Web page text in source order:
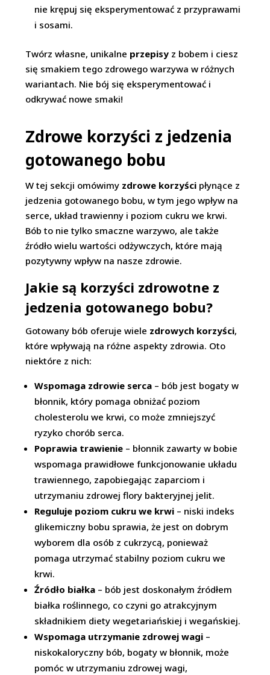
nie krępuj się eksperymentować z przyprawami
i sosami.
Twórz własne, unikalne przepisy z bobem i ciesz
się smakiem tego zdrowego warzywa w różnych
wariantach. Nie bój się eksperymentować i
odkrywać nowe smaki!
Zdrowe korzyści z jedzenia
gotowanego bobu
W tej sekcji omówimy zdrowe korzyści płynące z
jedzenia gotowanego bobu, w tym jego wpływ na
serce, układ trawienny i poziom cukru we krwi.
Bób to nie tylko smaczne warzywo, ale także
źródło wielu wartości odżywczych, które mają
pozytywny wpływ na nasze zdrowie.
Jakie są korzyści zdrowotne z
jedzenia gotowanego bobu?
Gotowany bób oferuje wiele zdrowych korzyści,
które wpływają na różne aspekty zdrowia. Oto
niektóre z nich:
Wspomaga zdrowie serca – bób jest bogaty w
błonnik, który pomaga obniżać poziom
cholesterolu we krwi, co może zmniejszyć
ryzyko chorób serca.
Poprawia trawienie – błonnik zawarty w bobie
wspomaga prawidłowe funkcjonowanie układu
trawiennego, zapobiegając zaparciom i
utrzymaniu zdrowej flory bakteryjnej jelit.
Reguluje poziom cukru we krwi – niski indeks
glikemiczny bobu sprawia, że jest on dobrym
wyborem dla osób z cukrzycą, ponieważ
pomaga utrzymać stabilny poziom cukru we
krwi.
Źródło białka – bób jest doskonałym źródłem
białka roślinnego, co czyni go atrakcyjnym
składnikiem diety wegetariańskiej i wegańskiej.
Wspomaga utrzymanie zdrowej wagi –
niskokaloryczny bób, bogaty w błonnik, może
pomóc w utrzymaniu zdrowej wagi,